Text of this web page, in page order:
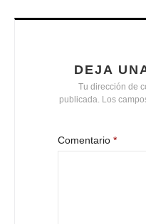
DEJA
Tu dirección de
publicada. Los
Comentario *